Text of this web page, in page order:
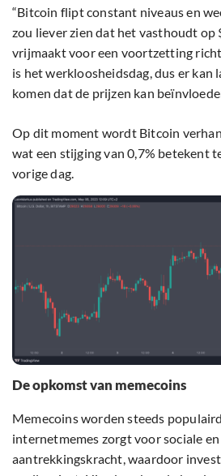
“Bitcoin flipt constant niveaus en
zou liever zien dat het vasthoudt op
vrijmaakt voor een voortzetting
is het werkloosheidsdag, dus er kan
komen dat de prijzen kan
Op dit moment wordt Bitcoin
wat een stijging van 0,7% betekent
vorige dag.
De opkomst van memecoins
Memecoins worden steeds
internetmemes zorgt voor sociale
aantrekkingskracht, waardoor